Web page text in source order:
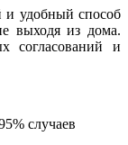
удобный способ
выходя из дома.
согласований и
случаев